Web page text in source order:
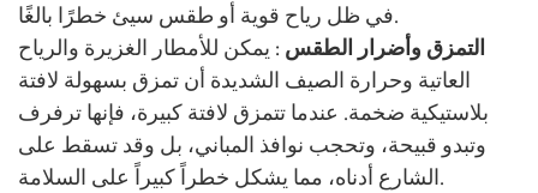
في ظل رياح قوية أو طقس سيئ خطرًا بالغًا.
التمزق وأضرار الطقس : يمكن للأمطار الغزيرة والرياح
العاتية وحرارة الصيف الشديدة أن تمزق بسهولة لافتة
بلاستيكية ضخمة. عندما تتمزق لافتة كبيرة، فإنها ترفرف
وتبدو قبيحة، وتحجب نوافذ المباني، بل وقد تسقط على
الشارع أدناه، مما يشكل خطراً كبيراً على السلامة.